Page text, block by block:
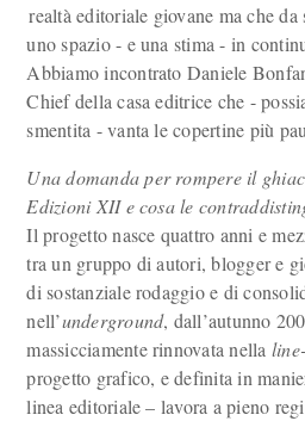
realtà editoriale giovane ma che da
uno spazio - e una stima - in
Abbiamo incontrato Daniele
Chief della casa editrice che -
smentita - vanta le copertine più
Una domanda per rompere il
Edizioni XII e cosa le
Il progetto nasce quattro anni e
tra un gruppo di autori, blogger e
di sostanziale rodaggio e di
nell’underground, dall’autunno
massicciamente rinnovata nella
progetto grafico, e definita in
linea editoriale – lavora a pieno